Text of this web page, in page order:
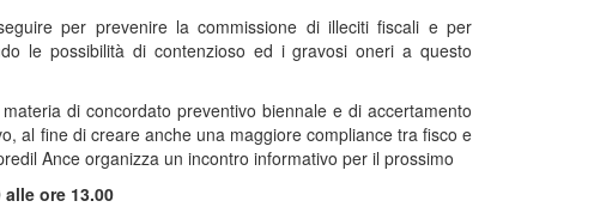
per prevenire la commissione di illeciti fiscali e per
le possibilità di contenzioso ed i gravosi oneri a questo
di concordato preventivo biennale e di accertamento
al fine di creare anche una maggiore compliance tra fisco e
Ance organizza un incontro informativo per il prossimo
ore 13.00